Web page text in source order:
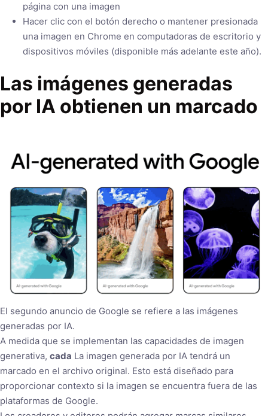
página con una imagen
Hacer clic con el botón derecho o mantener presionada
una imagen en Chrome en computadoras de escritorio y
dispositivos móviles (disponible más adelante este año).
Las imágenes generadas
por IA obtienen un marcado
El segundo anuncio de Google se refiere a las imágenes
generadas por IA.
A medida que se implementan las capacidades de imagen
generativa, cada La imagen generada por IA tendrá un
marcado en el archivo original. Esto está diseñado para
proporcionar contexto si la imagen se encuentra fuera de las
plataformas de Google.